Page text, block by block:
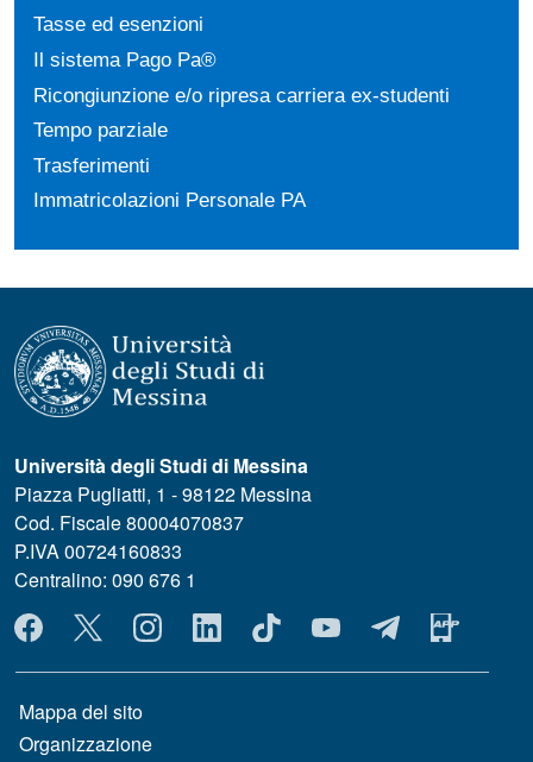
Tasse ed esenzioni
Il sistema Pago Pa®
Ricongiunzione e/o ripresa carriera ex-studenti
Tempo parziale
Trasferimenti
Immatricolazioni Personale PA
Università degli Studi di Messina
Piazza Pugliatti, 1 - 98122 Messina
Cod. Fiscale 80004070837
P.IVA 00724160833
Centralino: 090 676 1
MENÙ SOCIAL
MENÙ FOOTER 1
Mappa del sito
Organizzazione